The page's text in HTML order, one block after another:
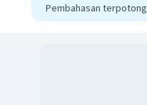
Pembahasan terpotong